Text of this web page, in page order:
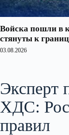
Войска пошли в
стянуты к
03.08.2026
Эксперт
ХДС:
правил